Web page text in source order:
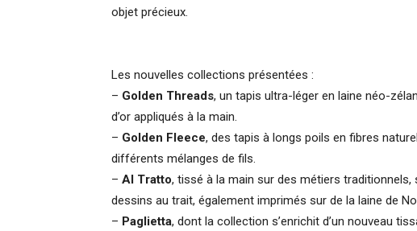
objet précieux.
Les nouvelles collections présentées :
– Golden Threads, un tapis ultra-léger en laine néo-
d’or appliqués à la main.
– Golden Fleece, des tapis à longs poils en fibres
différents mélanges de fils.
– Al Tratto, tissé à la main sur des métiers
dessins au trait, également imprimés sur de la laine de
– Paglietta, dont la collection s’enrichit d’un nouveau